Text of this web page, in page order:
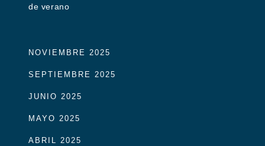
de verano
NOVIEMBRE 2025
SEPTIEMBRE 2025
JUNIO 2025
MAYO 2025
ABRIL 2025